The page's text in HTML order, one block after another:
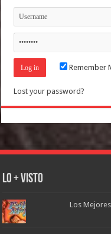
Remember
Lost your password?
Lo + Visto
Los